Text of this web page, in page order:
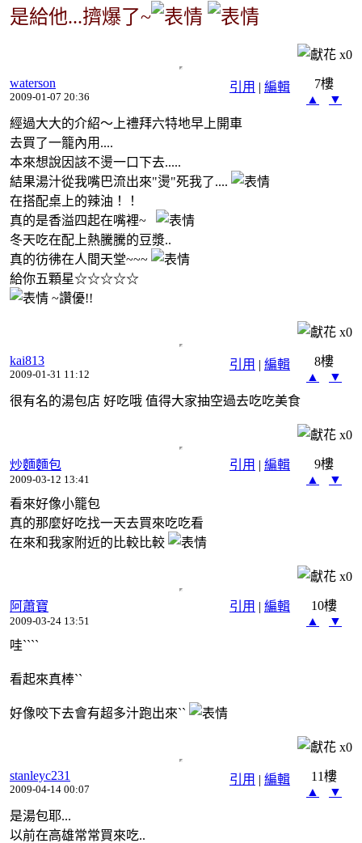
是給他...擠爆了~
x0
引用 | 編輯
waterson
2009-01-07 20:36
7樓
▲
▼
經過大大的介紹～上禮拜六特地早上開車
去買了一籠內用....
本來想說因該不燙一口下去.....
結果湯汁從我嘴巴流出來"燙"死我了....
在搭配桌上的辣油！！
真的是香溢四起在嘴裡~
冬天吃在配上熱騰騰的豆漿..
真的彷彿在人間天堂~~~
給你五顆星☆☆☆☆☆
~讚優!!
x0
引用 | 編輯
kai813
2009-01-31 11:12
8樓
▲
▼
很有名的湯包店 好吃哦 值得大家抽空過去吃吃美食
x0
引用 | 編輯
炒麵麵包
2009-03-12 13:41
9樓
▲
▼
看來好像小籠包
真的那麼好吃找一天去買來吃吃看
在來和我家附近的比較比較
x0
引用 | 編輯
阿蕭寶
2009-03-24 13:51
10樓
▲
▼
哇ˋˋˋˋ
看起來真棒ˋˋ
好像咬下去會有超多汁跑出來ˋˋ
x0
引用 | 編輯
stanleyc231
2009-04-14 00:07
11樓
▲
▼
是湯包耶...
以前在高雄常常買來吃..